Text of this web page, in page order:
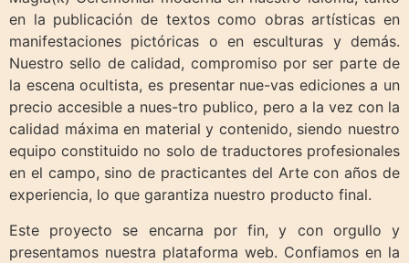
en la publicación de textos como obras artísticas en
manifestaciones pictóricas o en esculturas y demás.
Nuestro sello de calidad, compromiso por ser parte de
la escena ocultista, es presentar nue-vas ediciones a un
precio accesible a nues-tro publico, pero a la vez con la
calidad máxima en material y contenido, siendo nuestro
equipo constituido no solo de traductores profesionales
en el campo, sino de practicantes del Arte con años de
experiencia, lo que garantiza nuestro producto final.
Este proyecto se encarna por fin, y con orgullo y
presentamos nuestra plataforma web. Confiamos en la